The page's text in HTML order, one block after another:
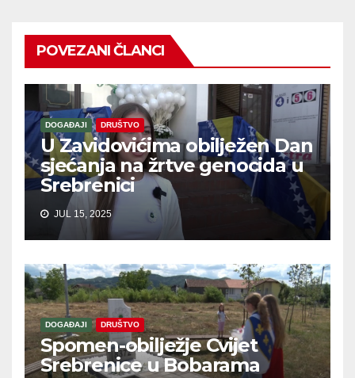
POVEZANI ČLANCI
DOGAĐAJI DRUŠTVO
U Zavidovićima obilježen Dan
sjećanja na žrtve genocida u
Srebrenici
JUL 15, 2025
DOGAĐAJI DRUŠTVO
Spomen-obilježje Cvijet
Srebrenice u Bobarama